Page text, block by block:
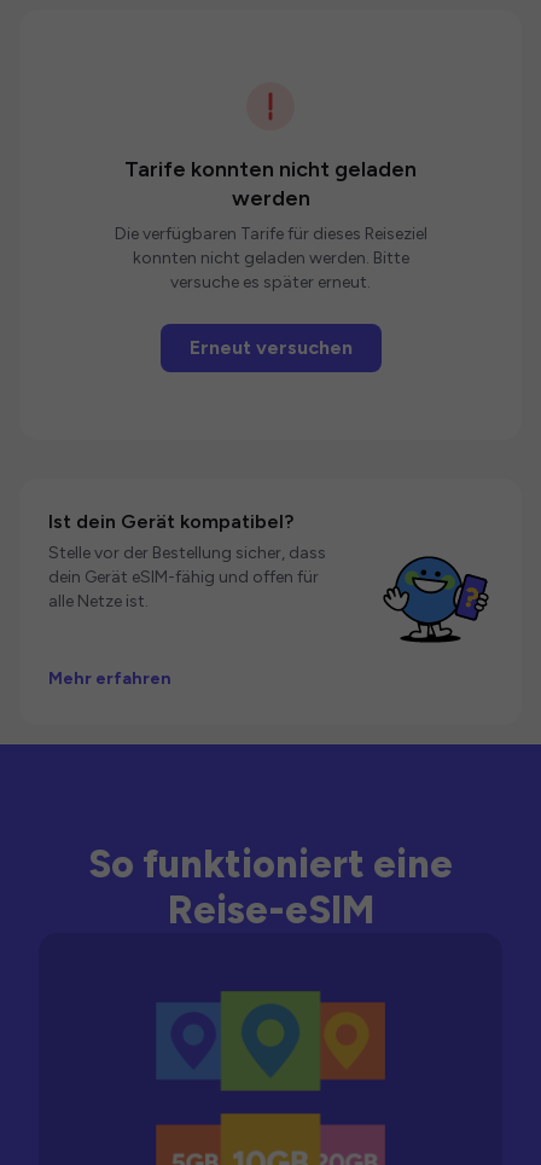
Tarife konnten nicht geladen
werden
Die verfügbaren Tarife für dieses Reiseziel
konnten nicht geladen werden. Bitte
versuche es später erneut.
Erneut versuchen
Ist dein Gerät kompatibel?
Stelle vor der Bestellung sicher, dass
dein Gerät eSIM-fähig und offen für
alle Netze ist.
Mehr erfahren
So funktioniert eine
Reise-eSIM